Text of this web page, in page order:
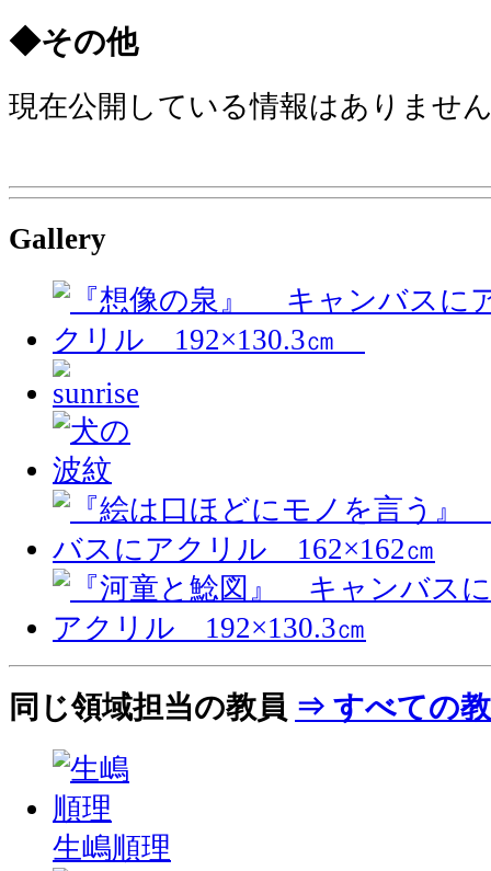
◆その他
現在公開している情報はありませ
Gallery
同じ領域担当の教員 ⇒ すべての
生嶋順理